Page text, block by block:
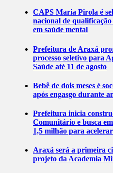
CAPS Maria Pirola é
nacional de
em saúde mental
Prefeitura de Araxá
processo seletivo para
Saúde até 11 de agosto
Bebê de dois meses é
após engasgo durante
Prefeitura inicia
Comunitário e busca
1,5 milhão para
Araxá será a primeira
projeto da Academia